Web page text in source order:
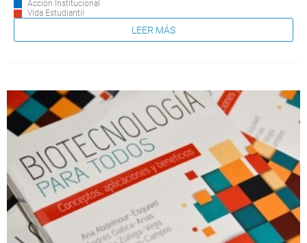
Acción Institucional
Vida Estudiantil
LEER MÁS